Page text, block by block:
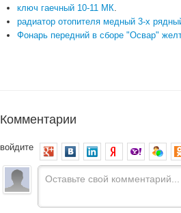
ключ гаечный 10-11 МК.
радиатор отопителя медный 3-х
Фонарь передний в сборе "Освар"
Комментарии
войдите